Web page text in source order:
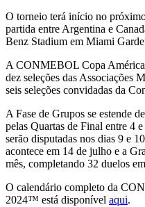
O torneio terá início no
partida entre Argentina e
Benz Stadium em Miami
A CONMEBOL Copa
dez seleções das Associações
seis seleções convidadas da
A Fase de Grupos se estende
pelas Quartas de Final entre 4
serão disputadas nos dias 9 e
acontece em 14 de julho e a
mês, completando 32 duelos
O calendário completo da
2024™ está disponível aqui.